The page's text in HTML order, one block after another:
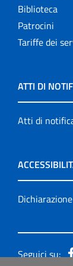
Biblioteca
Patrocini
Tariffe dei
ATTI DI
Atti di
Seguici su: